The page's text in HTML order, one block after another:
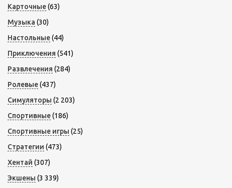
Карточные(63)
Музыка (30)
Настольные(44)
Приключения (541)
Развлечения (284)
Ролевые(437)
Симуляторы (2 203)
Спортивные(186)
Спортивные игры (25)
Стратегии (473)
Хентай (307)
Экшены (3 339)